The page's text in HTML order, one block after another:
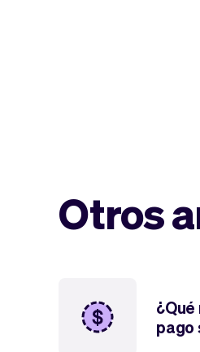
Otros
pago